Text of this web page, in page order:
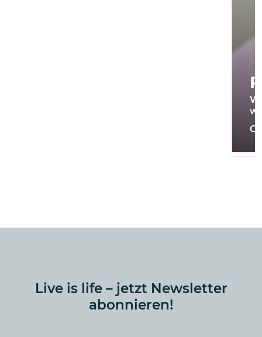
Live is life – jetzt Newsletter
abonnieren!